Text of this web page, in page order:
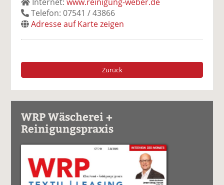
Telefon: 07541 / 43866
Adresse auf Karte zeigen
Zurück
WRP Wäscherei +
Reinigungspraxis